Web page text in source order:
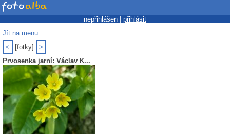
nepřihlášen | přihlásit
Jít na menu
<
[fotky]
>
Prvosenka jarní: Václav K...